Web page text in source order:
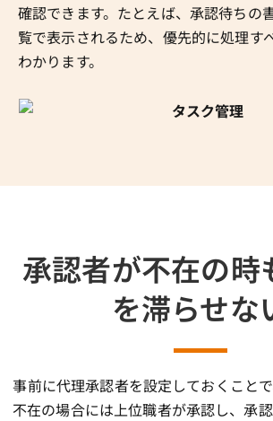
確認できます。たとえば、承認待ちの
覧で表示されるため、優先的に処理す
わかります。
承認者が不在の時
を滞らせな
事前に代理承認者を設定しておくこと
不在の場合には上位職者が承認し、承